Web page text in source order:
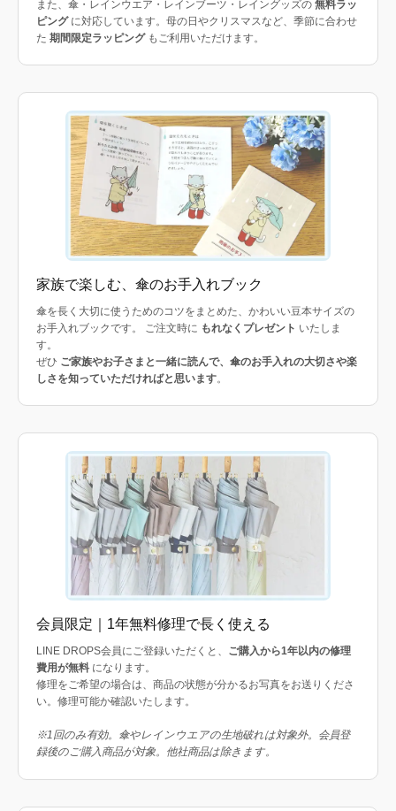
また、傘・レインウエア・レインブーツ・レイングッズの 無料ラッ
ピングに対応しています。母の日やクリスマスなど、季節に合わせ
た 期間限定ラッピングもご利用いただけます。
家族で楽しむ、傘のお手入れブック
傘を長く大切に使うためのコツをまとめた、かわいい豆本サイズの
お手入れブックです。 ご注文時に もれなくプレゼント いたしま
す。
ぜひ ご家族やお子さまと一緒に読んで、傘のお手入れの大切さや楽
しさを知っていただければと思います。
会員限定｜1年無料修理で長く使える
LINE DROPS会員にご登録いただくと、 ご購入から1年以内の修理
費用が無料 になります。
修理をご希望の場合は、商品の状態が分かるお写真をお送りくださ
い。修理可能か確認いたします。
※1回のみ有効。傘やレインウエアの生地破れは対象外。会員登
録後のご購入商品が対象。他社商品は除きます。